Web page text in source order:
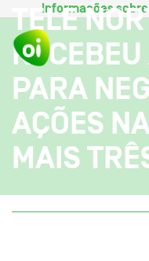
Informações sobre
TELE
PARA
AÇÕES
MAIS